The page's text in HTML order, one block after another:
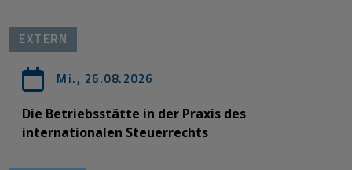
EXTERN
Mi., 26.08.2026
Die Betriebsstätte in der Praxis des
internationalen Steuerrechts